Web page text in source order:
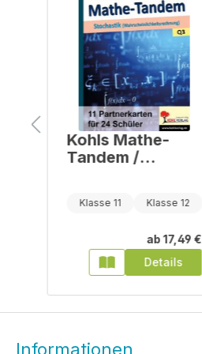
Kohls Mathe-
Tandem /
Klasse 11 Klasse 12
ab17,49 €
Details
Informationen